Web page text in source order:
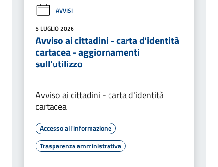
AVVISI
6 LUGLIO 2026
Avviso ai cittadini - carta d'identità
cartacea - aggiornamenti
sull'utilizzo
Avviso ai cittadini - carta d'identità
cartacea
Accesso all'informazione
Trasparenza amministrativa